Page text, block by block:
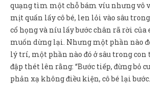
Sản Phẩm
Giúp đỡ
Liên hệ
quạng tìm một chỗ bám víu nhưng vô
mịt quấn lấy cô bé, len lỏi vào sâu
cổ họng và níu lấy bước chân rã rời của
muốn dừng lại. Nhưng một phần nào
lý trí, một phần nào đó ở sâu trong
đập thét lên rằng: “Bước tiếp, đừng bỏ
phản xạ không điều kiện, cô bé lại